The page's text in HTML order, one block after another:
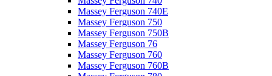
Massey Ferguson 740E
Massey Ferguson 750
Massey Ferguson 750B
Massey Ferguson 76
Massey Ferguson 760
Massey Ferguson 760B